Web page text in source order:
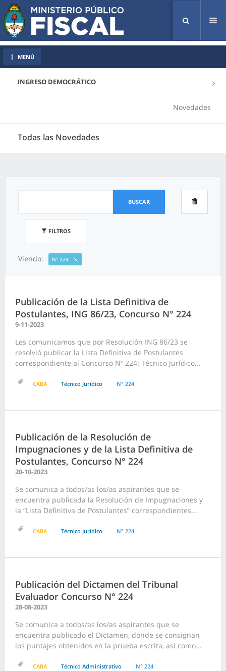
INGRESO DEMOCRÁTICO
Novedades
Todas las Novedades
MENÚ
BUSCAR
FILTROS
Viendo: N° 224
Publicación de la Lista Definitiva de
Postulantes, ING 86/23, Concurso N° 224
9-11-2023
Les comunicamos que por Resolución ING 86/23 se
resolvió publicar la Lista Definitiva de Postulantes
correspondiente al Concurso Nº 224: Técnico Jurídico...
CABA Técnico Jurídico N° 224
Publicación de la Resolución de
Impugnaciones y de la Lista Definitiva de
Postulantes, Concurso N° 224
20-10-2023
Se comunica a todos/as los/as aspirantes que se
encuentra publicada la Resolución de Impugnaciones y
la “Lista Definitiva de Postulantes” correspondientes...
CABA Técnico Jurídico N° 224
Publicación del Dictamen del Tribunal
Evaluador Concurso N° 224
28-08-2023
Se comunica a todos/as los/as aspirantes que se
encuentra publicado el Dictamen, donde se consignan
los puntajes obtenidos en la prueba escrita, así como...
CABA Técnico Administrativo N° 224